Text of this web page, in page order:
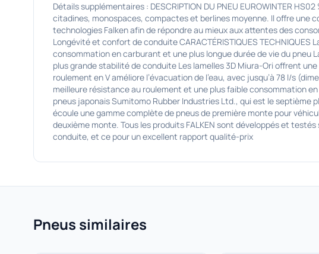
Détails supplémentaires : DESCRIPTION DU PNEU EUROWINTER
citadines, monospaces, compactes et berlines moyenne. Il offre une
technologies Falken afin de répondre au mieux aux attentes des
Longévité et confort de conduite CARACTÉRISTIQUES
consommation en carburant et une plus longue durée de vie du pneu
plus grande stabilité de conduite Les lamelles 3D Miura-Ori offrent
roulement en V améliore l’évacuation de l’eau, avec jusqu’à 78 l/s
meilleure résistance au roulement et une plus faible consommation
pneus japonais Sumitomo Rubber Industries Ltd., qui est le
écoule une gamme complète de pneus de première monte pour
deuxième monte. Tous les produits FALKEN sont développés et
conduite, et ce pour un excellent rapport qualité-prix
Pneus similaires